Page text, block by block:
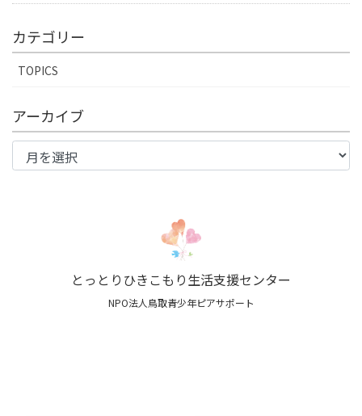
カテゴリー
TOPICS
アーカイブ
ア
ー
とっとりひきこもり生活支援センター
NPO法人鳥取青少年ピアサポート